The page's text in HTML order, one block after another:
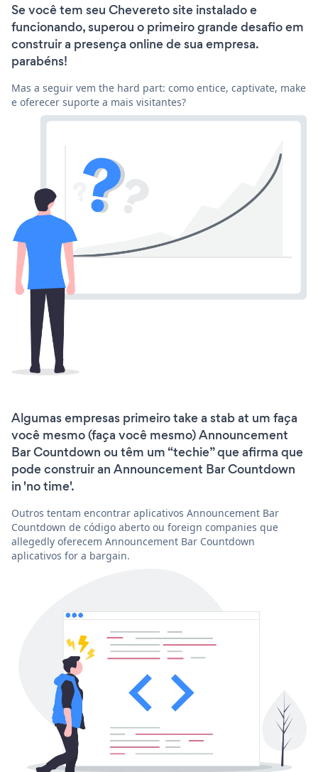
Se você tem seu Chevereto site instalado e
funcionando, superou o primeiro grande desafio em
construir a presença online de sua empresa.
parabéns!
Mas a seguir vem the hard part: como entice, captivate, make
e oferecer suporte a mais visitantes?
Algumas empresas primeiro take a stab at um faça
você mesmo (faça você mesmo) Announcement
Bar Countdown ou têm um “techie” que afirma que
pode construir an Announcement Bar Countdown
in 'no time'.
Outros tentam encontrar aplicativos Announcement Bar
Countdown de código aberto ou foreign companies que
allegedly oferecem Announcement Bar Countdown
aplicativos for a bargain.